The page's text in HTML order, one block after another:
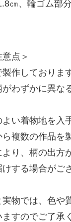
㎝、輪ゴム部
点＞
作しておりま
わずかに異な
い着物地を入
複数の作品を
り、柄の出方
する場合がご
物では、色や
ますのでご了承